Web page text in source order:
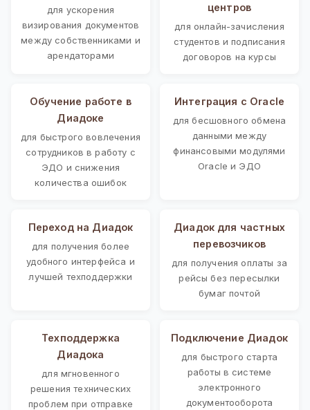
для ускорения
визирования документов
между собственниками и
арендаторами
центров
для онлайн-зачисления
студентов и подписания
договоров на курсы
Обучение работе в
Диадоке
для быстрого вовлечения
сотрудников в работу с
ЭДО и снижения
количества ошибок
Интеграция с Oracle
для бесшовного обмена
данными между
финансовыми модулями
Oracle и ЭДО
Переход на Диадок
для получения более
удобного интерфейса и
лучшей техподдержки
Диадок для частных
перевозчиков
для получения оплаты за
рейсы без пересылки
бумаг почтой
Техподдержка
Диадока
для мгновенного
решения технических
проблем при отправке
Подключение Диадок
для быстрого старта
работы в системе
электронного
документооборота